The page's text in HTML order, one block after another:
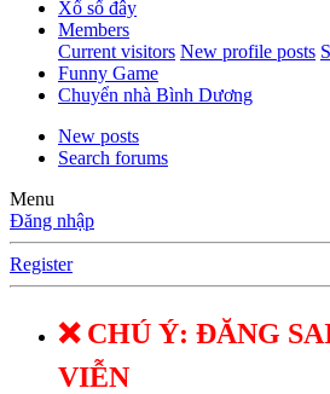
Xổ số đây
Members
Current visitors New profile posts
Funny Game
Chuyển nhà Bình Dương
New posts
Search forums
Menu
Đăng nhập
Register
❌ CHÚ Ý: ĐĂNG
VIỄN